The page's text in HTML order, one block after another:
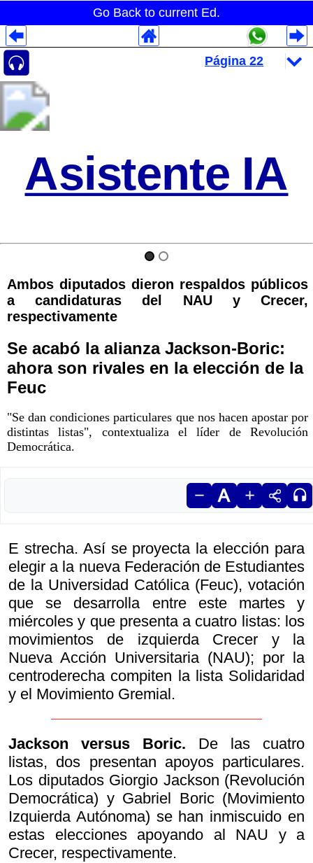
Go Back to current Ed.
Asistente IA
Ambos diputados dieron respaldos públicos
a candidaturas del NAU y Crecer,
respectivamente
Se acabó la alianza Jackson-Boric:
ahora son rivales en la elección de la
Feuc
"Se dan condiciones particulares que nos hacen apostar por
distintas listas", contextualiza el líder de Revolución
Democrática.
E strecha. Así se proyecta la elección para
elegir a la nueva Federación de Estudiantes
de la Universidad Católica (Feuc), votación
que se desarrolla entre este martes y
miércoles y que presenta a cuatro listas: los
movimientos de izquierda Crecer y la
Nueva Acción Universitaria (NAU); por la
centroderecha compiten la lista Solidaridad
y el Movimiento Gremial.
Jackson versus Boric. De las cuatro
listas, dos presentan apoyos particulares.
Los diputados Giorgio Jackson (Revolución
Democrática) y Gabriel Boric (Movimiento
Izquierda Autónoma) se han inmiscuido en
estas elecciones apoyando al NAU y a
Crecer, respectivamente.
Despliegues Analytics
Despliegues Totales
Despliegues por Rubros